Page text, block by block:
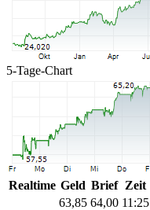
5-Tage-Chart
Realtime Geld Brief Zeit
63,85 64,00 11:25